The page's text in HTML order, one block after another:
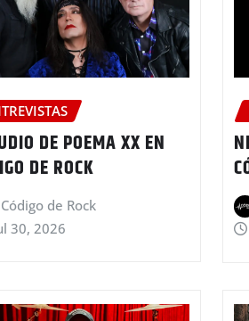
DE POEMA XX EN
DE ROCK
Código de Rock
30, 2026